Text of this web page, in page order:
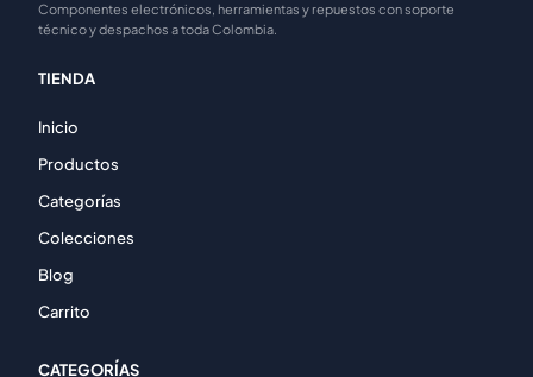
Componentes electrónicos, herramientas y repuestos con soporte
técnico y despachos a toda Colombia.
TIENDA
Inicio
Productos
Categorías
Colecciones
Blog
Carrito
CATEGORÍAS